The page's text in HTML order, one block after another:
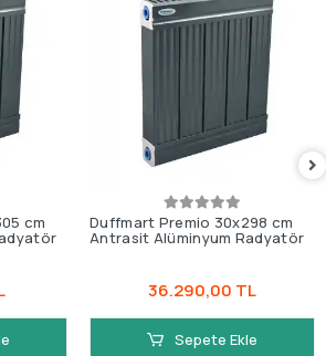
cm Duffmart Premio 30x298 cm
Antrasit Alüminyum Radyatör
36.290,00 TL
Sepete Ekle